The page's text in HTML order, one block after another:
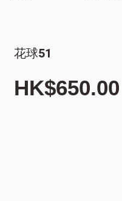
花球51
HK$650.00